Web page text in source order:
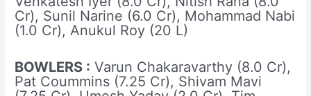
Cr), Sunil Narine (6.0 Cr), Mohammad Nabi
(1.0 Cr), Anukul Roy (20 L)
BOWLERS : Varun Chakaravarthy (8.0 Cr),
Pat Coummins (7.25 Cr), Shivam Mavi